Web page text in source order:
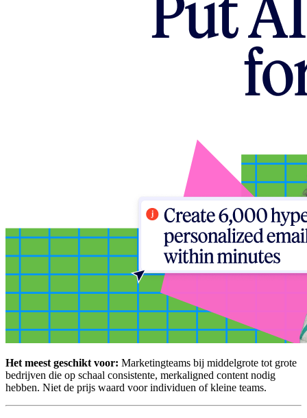
Het meest geschikt voor: Marketingteams bij middelgrote tot grote
bedrijven die op schaal consistente, merkaligned content nodig
hebben. Niet de prijs waard voor individuen of kleine teams.